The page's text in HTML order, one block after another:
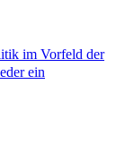
im Vorfeld der
ein